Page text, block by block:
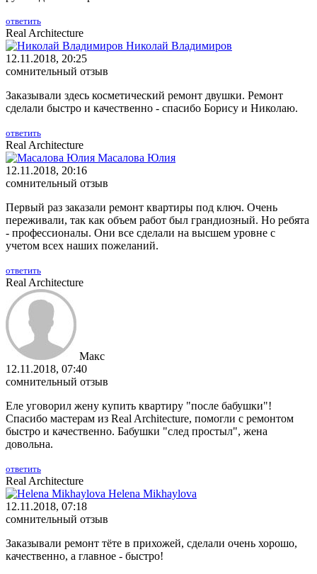
ответить
Real Architecture
Николай Владимиров
12.11.2018, 20:25
сомнительный отзыв
Заказывали здесь косметический ремонт двушки. Ремонт
сделали быстро и качественно - спасибо Борису и Николаю.
ответить
Real Architecture
Масалова Юлия
12.11.2018, 20:16
сомнительный отзыв
Первый раз заказали ремонт квартиры под ключ. Очень
переживали, так как объем работ был грандиозный. Но ребята
- профессионалы. Они все сделали на высшем уровне с
учетом всех наших пожеланий.
ответить
Real Architecture
Макс
12.11.2018, 07:40
сомнительный отзыв
Еле уговорил жену купить квартиру "после бабушки"!
Спасибо мастерам из Real Architecture, помогли с ремонтом
быстро и качественно. Бабушки "след простыл", жена
довольна.
ответить
Real Architecture
Helena Mikhaylova
12.11.2018, 07:18
сомнительный отзыв
Заказывали ремонт тёте в прихожей, сделали очень хорошо,
качественно, а главное - быстро!